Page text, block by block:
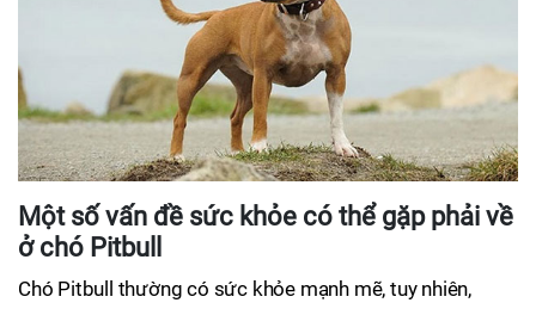
Một số vấn đề sức khỏe có thể gặp phải về
ở chó Pitbull
Chó Pitbull thường có sức khỏe mạnh mẽ, tuy nhiên,